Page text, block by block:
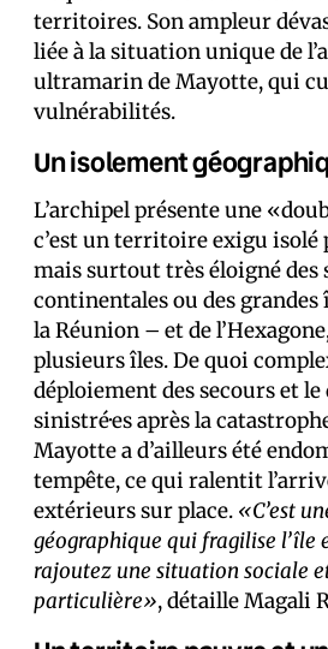
territoires. Son ampleur
liée à la situation unique de
ultramarin de Mayotte, qui
vulnérabilités.
Un isolement
L’archipel présente une
c’est un territoire exigu
mais surtout très éloigné des
continentales ou des grandes
la Réunion – et de
plusieurs îles. De quoi
déploiement des secours et le
sinistré·es après la
Mayotte a d’ailleurs été
tempête, ce qui ralentit
extérieurs sur place. «C’est
géographique qui fragilise l’île
rajoutez une situation sociale
particulière», détaille Magali